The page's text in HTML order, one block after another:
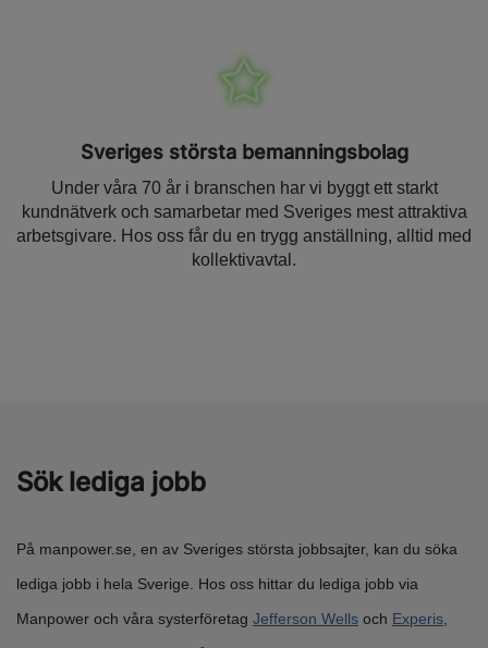
Sveriges största bemanningsbolag
Under våra 70 år i branschen har vi byggt ett starkt
kundnätverk och samarbetar med Sveriges mest attraktiva
arbetsgivare. Hos oss får du en trygg anställning, alltid med
kollektivavtal.
Sök lediga jobb
På manpower.se, en av Sveriges största jobbsajter, kan du söka
lediga jobb i hela Sverige. Hos oss hittar du lediga jobb via
Manpower och våra systerföretag Jefferson Wells och Experis